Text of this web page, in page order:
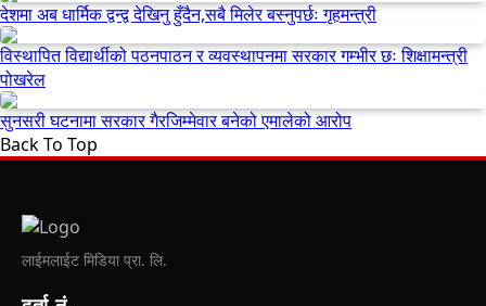
देशमा अब धार्मिक द्वन्द्व देखिनु हुँदैन,सबै मिलेर बस्नुपर्छः गृहमन्त्री
विस्थापित विद्यार्थीको पठनपाठन र व्यवस्थापनमा सरकार गम्भीर छः शिक्षामन्त्री
पोखरेल
सुनसरी घटनामा सरकार गैरजिम्मेवार बनेको एमालेको आरोप
Back To Top
लाईमलाईट मिडिया प्रा. लि.